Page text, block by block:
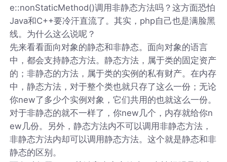
e::nonStaticMethod()调用非静态方法吗？这方面恐怕
Java和C++要冷汗直流了。其实，php自己也是满脸黑
线。为什么这么说呢？
先来看看面向对象的静态和非静态。面向对象的语言
中，都会支持静态方法。静态方法，属于类的固定资产
的；非静态的方法，属于类的实例的私有财产。在内存
中，静态方法，对于整个类也就只存了这么一份；无论
你new了多少个实例对象，它们共用的也就这么一份。
对于非静态的就不一样了，你new几个，内存就给你n
ew几份。另外，静态方法内不可以调用非静态方法，
非静态方法内却可以调用静态方法。这个就是静态和非
静态的区别。